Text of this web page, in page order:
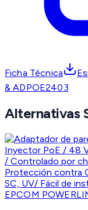
Ficha Técnica
& ADPOE2403
Alternativas
EPCOM